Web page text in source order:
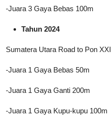
-Juara 3 Gaya Bebas 100m
Tahun 2024
Sumatera Utara Road to Pon XXI
-Juara 1 Gaya Bebas 50m
-Juara 1 Gaya Ganti 200m
-Juara 1 Gaya Kupu-kupu 100m